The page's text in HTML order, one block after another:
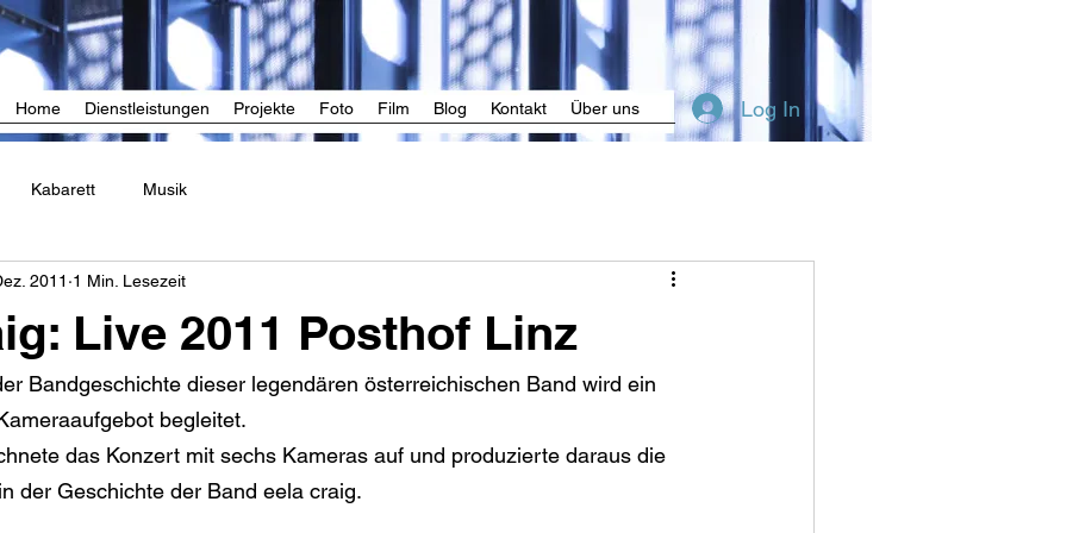
Log In
Home Dienstleistungen Projekte Foto Film Blog Kontakt Über uns
Kabarett Musik
Live 2011 Posthof Linz
2011 1 Min. Lesezeit
Bandgeschichte dieser legendären österreichischen Band wird ein
begleitet.
das Konzert mit sechs Kameras auf und produzierte daraus die
der Geschichte der Band eela craig.